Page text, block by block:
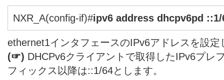
NXR_A(config-if)#ipv6 address dhcpv6pd ::1/
ethernet1インタフェースのIPv6アドレスを設定
(☞) DHCPv6クライアントで取得したIPv6プレ
フィックス以降は::1/64とします。